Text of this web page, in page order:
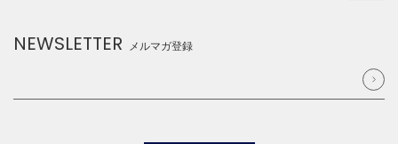
NEWSLETTER メルマガ登録